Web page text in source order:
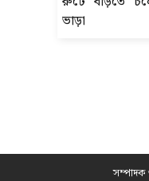
ভাড়া
সম্পাদক